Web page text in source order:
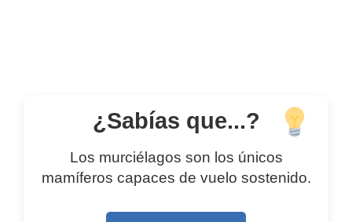
¿Sabías que...?
Los murciélagos son los únicos
mamíferos capaces de vuelo sostenido.